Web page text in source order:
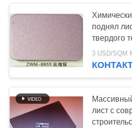
СВЯЖИТЕСЬ
НАМИ
НОВОСТИ
СЛУЧАИ
Деревянная
составная
поднял
твердого
3 USD/SQM
лист с